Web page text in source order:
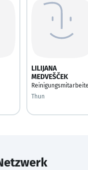
LILIJANA
MEDVEŠČEK
Thun